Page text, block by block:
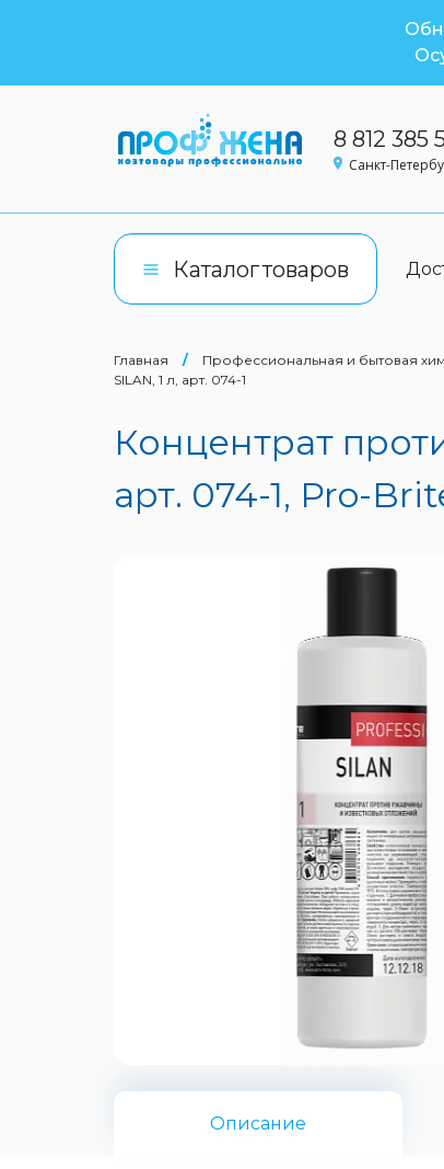
8 812 385
Санкт-
Каталогтоваров
Главная / Профессиональная и бытовая
SILAN, 1 л, арт. 074-1
Концентрат
арт. 074-1, Pro-
Описание